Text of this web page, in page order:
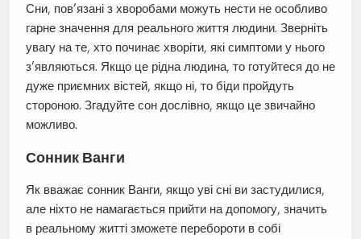
Сни, пов’язані з хворобами можуть нести не особливо
гарне значення для реального життя людини. Зверніть
увагу на те, хто починає хворіти, які симптоми у нього
з’являються. Якщо це рідна людина, то готуйтеся до не
дуже приємних вістей, якщо ні, то біди пройдуть
стороною. Згадуйте сон дослівно, якщо це звичайно
можливо.
Сонник Ванги
Як вважає сонник Ванги, якщо уві сні ви застудилися,
але ніхто не намагається прийти на допомогу, значить
в реальному житті зможете перебороти в собі